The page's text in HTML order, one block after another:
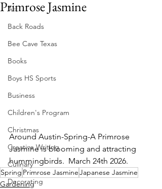
Art
Back Roads
Bee Cave Texas
Books
Boys HS Sports
Business
Children's Program
Christmas
Creative Writing
Culinary
Decorating
Primrose Jasmine
Around Austin-Spring-A Primrose
Jasmine is blooming and attracting
hummingbirds.  March 24th 2026.
Spring Primrose JasmineJapanese Jasmine
Gardening